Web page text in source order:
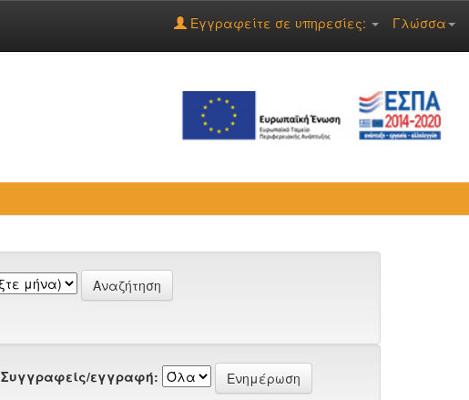
Γλώσσα
Εγγραφείτε σε υπηρεσίες:
Συγγραφείς/εγγραφή: